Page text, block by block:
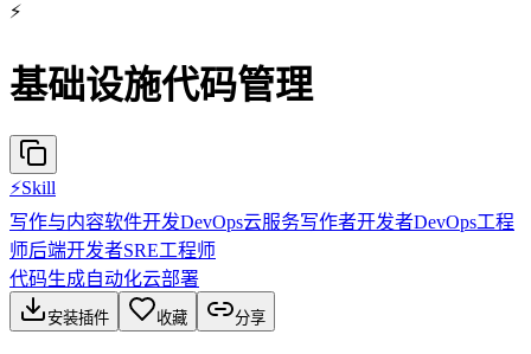
⚡
基础设施代码管理
⚡Skill
写作与内容软件开发DevOps云服务写作者开发者DevOps工程
师后端开发者SRE工程师
代码生成自动化云部署
安装插件 收藏 分享